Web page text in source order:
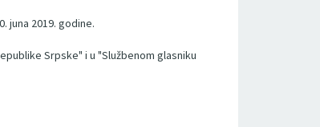
juna 2019. godine.
Srpske" i u "Službenom glasniku